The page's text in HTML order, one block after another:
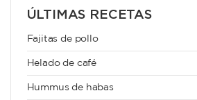
ÚLTIMAS RECETAS
Fajitas de pollo
Helado de café
Hummus de habas